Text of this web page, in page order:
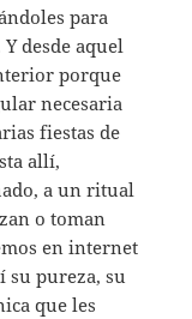
para
desde aquel
porque
necesaria
fiestas de
allí,
a un ritual
o toman
en internet
su pureza, su
que les